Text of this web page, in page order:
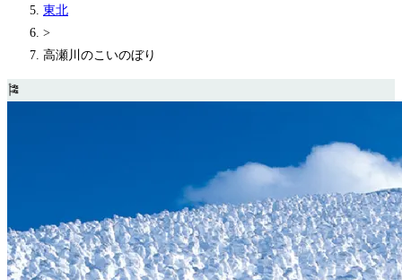
東北
>
高瀬川のこいのぼり
🎏